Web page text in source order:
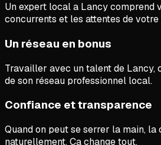
Un expert local a Lancy comprend
concurrents et les attentes de
Un réseau en bonus
Travailler avec un talent de Lancy,
de son réseau professionnel local.
Confiance et transparence
Quand on peut se serrer la main,
naturellement. Ca change tout.